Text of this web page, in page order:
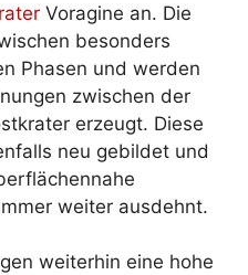
Voragine an. Die
besonders
Phasen und werden
zwischen der
erzeugt. Diese
neu gebildet und
weiter ausdehnt.
weiterhin eine hohe